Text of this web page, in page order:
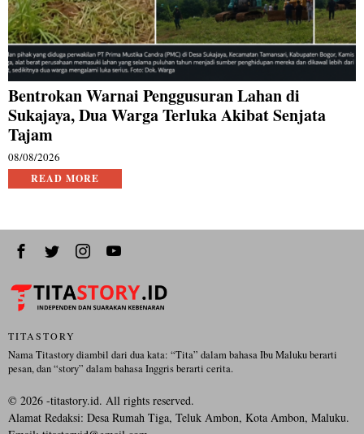
Bentrokan Warnai Penggusuran Lahan di
Sukajaya, Dua Warga Terluka Akibat Senjata
Tajam
08/08/2026
READ MORE
TITASTORY
Nama Titastory diambil dari dua kata: “Tita” dalam bahasa Ibu Maluku berarti
pesan, dan “story” dalam bahasa Inggris berarti cerita.
© 2026 -titastory.id. All rights reserved.
Alamat Redaksi: Desa Rumah Tiga, Teluk Ambon, Kota Ambon, Maluku.